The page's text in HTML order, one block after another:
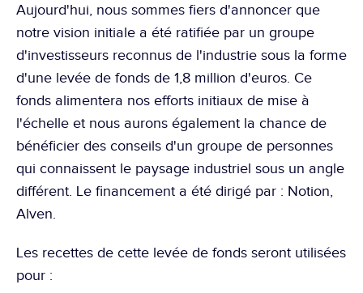
Aujourd'hui, nous sommes fiers d'annoncer que
notre vision initiale a été ratifiée par un groupe
d'investisseurs reconnus de l'industrie sous la forme
d'une levée de fonds de 1,8 million d'euros. Ce
fonds alimentera nos efforts initiaux de mise à
l'échelle et nous aurons également la chance de
bénéficier des conseils d'un groupe de personnes
qui connaissent le paysage industriel sous un angle
différent. Le financement a été dirigé par : Notion,
Alven.
Les recettes de cette levée de fonds seront utilisées
pour :